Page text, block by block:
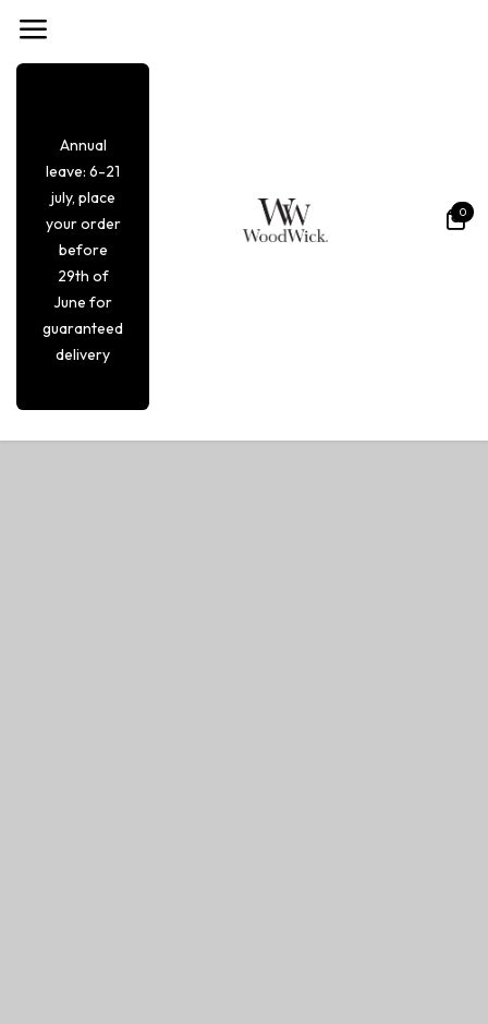
Annual
leave: 6-21
july, place
your order
before
29th of
June for
guaranteed
delivery
0